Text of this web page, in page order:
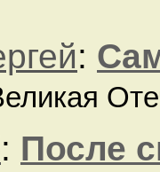
:
: После